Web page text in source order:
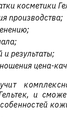
косметики
производства;
и результаты;
цена-
и